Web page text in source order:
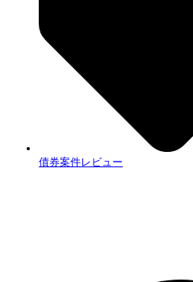
債券案件レビュー